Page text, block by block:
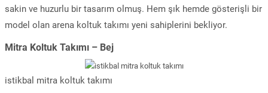
sakin ve huzurlu bir tasarım olmuş. Hem şık hemde gösterişli bir
model olan arena koltuk takımı yeni sahiplerini bekliyor.
Mitra Koltuk Takımı – Bej
istikbal mitra koltuk takımı